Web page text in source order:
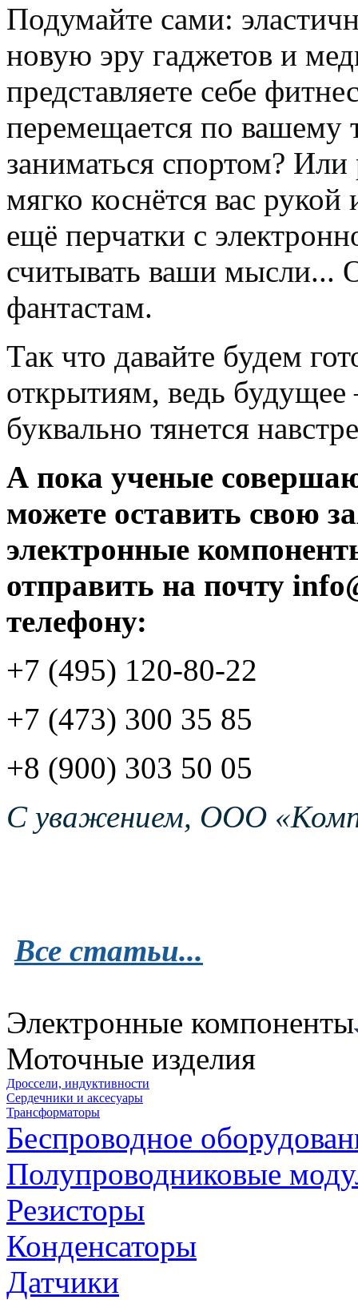
Подумайте сами:
новую эру гаджетов и
представляете себе
перемещается по вашему
заниматься спортом?
мягко коснётся вас
ещё перчатки с
считывать ваши мысли...
фантастам.
Так что давайте будем
открытиям, ведь
буквально тянется
А пока ученые
можете оставить свою
электронные
отправить на почту
телефону:
+7 (495) 120-80-22
+7 (473) 300 35 85
+8 (900) 303 50 05
С уважением, ООО
Все статьи...
Электронные компоненты
Моточные изделия
Дроссели, индуктивности
Сердечники и аксесуары
Трансформаторы
Беспроводное
Полупроводниковые
Резисторы
Конденсаторы
Датчики